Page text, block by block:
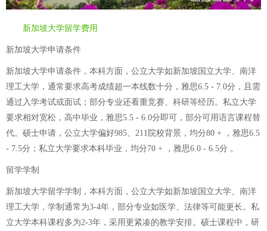
新加坡大学留学费用
新加坡大学申请条件
新加坡大学申请条件，本科方面，公立大学如新加坡国立大学、南洋
理工大学，通常要求高考成绩超一本线数十分，雅思6.5 - 7.0分，且需
通过入学考试或面试；部分专业还看重竞赛、科研等经历。私立大学
要求相对宽松，高中毕业，雅思5.5 - 6.0分即可，部分可用语言课程替
代。硕士申请，公立大学偏好985、211院校背景，均分80 + ，雅思6.5
- 7.5分；私立大学要求本科毕业，均分70 + ，雅思6.0 - 6.5分 。
留学学制
新加坡大学留学学制，本科方面，公立大学如新加坡国立大学、南洋
理工大学，学制通常为3-4年，部分专业如医学、法律等可能更长。私
立大学本科课程多为2-3年，采用更紧凑的教学安排。硕士课程中，研